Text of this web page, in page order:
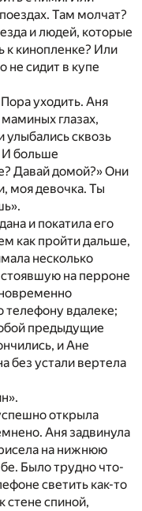
Там молчат?
и людей, которые
к кинопленке? Или
не сидит в купе
уходить. Аня
глазах,
улыбались сквозь
больше
Давай домой?» Они
моя девочка. Ты
и покатила его
как пройти дальше,
несколько
на перроне
телефону вдалеке;
предыдущие
и Ане
без устали вертела
открыла
Аня задвинула
на нижнюю
Было трудно что-
светить как-то
стене спиной,